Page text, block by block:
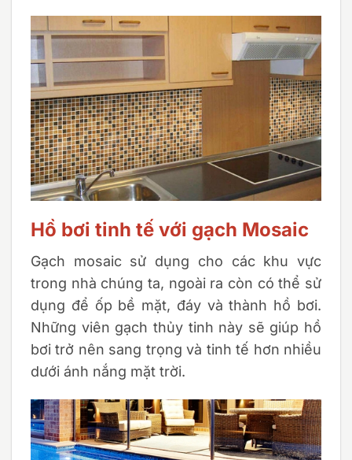
Hồ bơi tinh tế với gạch Mosaic
Gạch mosaic sử dụng cho các khu vực
trong nhà chúng ta, ngoài ra còn có thể sử
dụng để ốp bề mặt, đáy và thành hồ bơi.
Những viên gạch thủy tinh này sẽ giúp hồ
bơi trở nên sang trọng và tinh tế hơn nhiều
dưới ánh nắng mặt trời.